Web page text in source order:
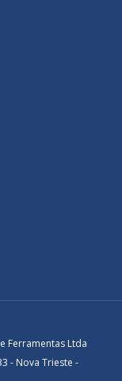
Ferramentas Ltda
- Nova Trieste -